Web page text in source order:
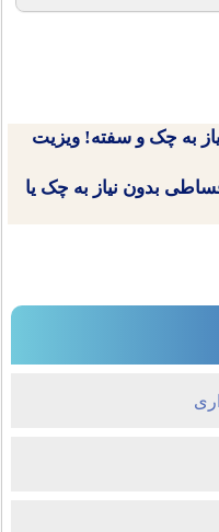
به چک و سفته! ویزیت
بدون نیاز به چک یا